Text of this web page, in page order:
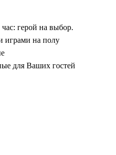
герой на выбор.
играми на полу
для Ваших гостей